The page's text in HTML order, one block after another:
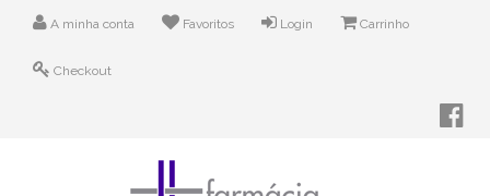
A minha conta Favoritos Login Carrinho
Checkout